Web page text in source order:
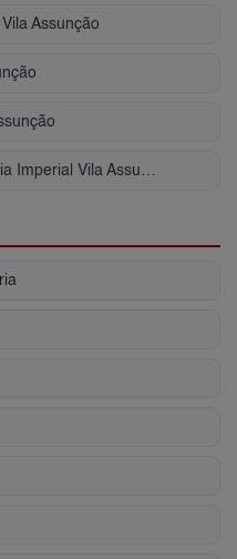
Assunção